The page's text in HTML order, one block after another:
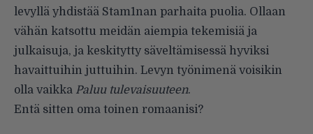
levyllä yhdistää Stam1nan parhaita puolia. Ollaan
vähän katsottu meidän aiempia tekemisiä ja
julkaisuja, ja keskitytty säveltämisessä hyviksi
havaittuihin juttuihin. Levyn työnimenä voisikin
olla vaikka Paluu tulevaisuuteen.
Entä sitten oma toinen romaanisi?